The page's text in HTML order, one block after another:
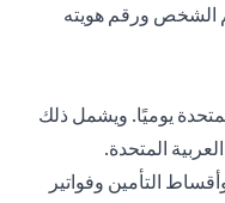
الشخص ورقم هويته
العربية المتحدة يوميًا. ويشمل ذلك
المتحدة.
التأمين وفواتير